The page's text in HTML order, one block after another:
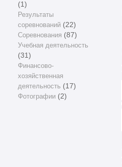
(1)
Результаты
соревнований(22)
Соревнования (87)
Учебная деятельность
(31)
Финансово-
хозяйственная
деятельность (17)
Фотографии(2)